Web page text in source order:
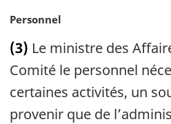
l
e
:
N
t
e
a
r
Personnel
(3) Le ministre des
Comité le personnel
certaines activités, un
provenir que de